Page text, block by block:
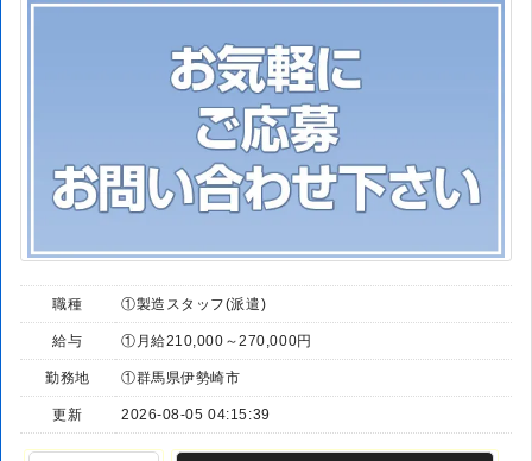
職種 ①製造スタッフ(派遣)
給与 ①月給210,000～270,000円
勤務地 ①群馬県伊勢崎市
更新 2026-08-05 04:15:39